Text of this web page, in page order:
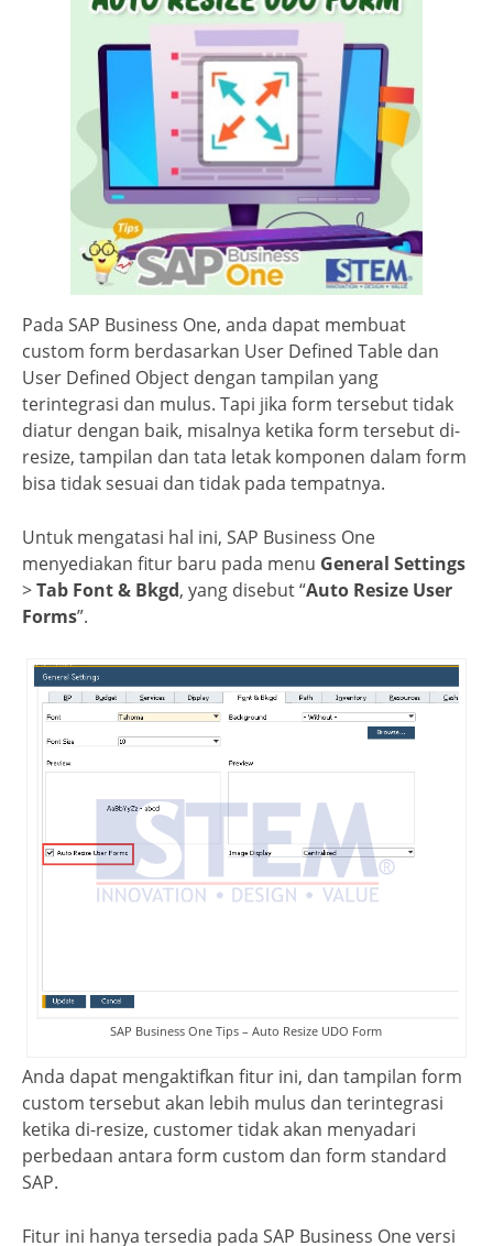
Technical
Pada SAP Business One, anda dapat membuat
custom form berdasarkan User Defined Table dan
User Defined Object dengan tampilan yang
terintegrasi dan mulus. Tapi jika form tersebut tidak
diatur dengan baik, misalnya ketika form tersebut di-
resize, tampilan dan tata letak komponen dalam form
bisa tidak sesuai dan tidak pada tempatnya.
Untuk mengatasi hal ini, SAP Business One
menyediakan fitur baru pada menu General Settings
>Tab Font & Bkgd, yang disebut “Auto Resize User
Forms”.
SAP Business One Tips – Auto Resize UDO Form
Anda dapat mengaktifkan fitur ini, dan tampilan form
custom tersebut akan lebih mulus dan terintegrasi
ketika di-resize, customer tidak akan menyadari
perbedaan antara form custom dan form standard
SAP.
Fitur ini hanya tersedia pada SAP Business One versi